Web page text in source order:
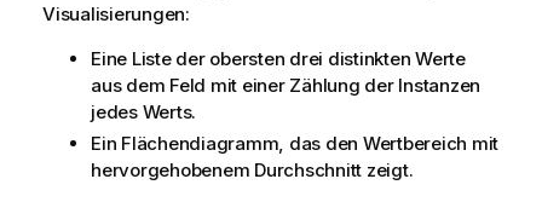
Visualisierungen:
Eine Liste der obersten drei distinkten Werte
aus dem Feld mit einer Zählung der Instanzen
jedes Werts.
Ein Flächendiagramm, das den Wertbereich mit
hervorgehobenem Durchschnitt zeigt.